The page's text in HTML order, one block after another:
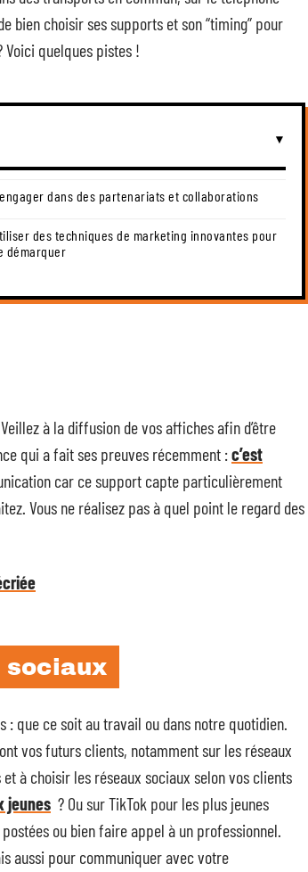
bien choisir ses supports et son “timing” pour
Voici quelques pistes !
dans des partenariats et collaborations
des techniques de marketing innovantes pour
démarquer
à la diffusion de vos affiches afin d’être
qui a fait ses preuves récemment :c’est
car ce support capte particulièrement
Vous ne réalisez pas à quel point le regard des
sociaux
: que ce soit au travail ou dans notre quotidien.
vos futurs clients, notamment sur les réseaux
à choisir les réseaux sociaux selon vos clients
jeunes ? Ou sur TikTok pour les plus jeunes
ou bien faire appel à un professionnel.
aussi pour communiquer avec votre